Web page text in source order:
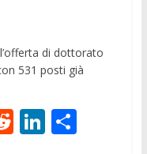
di dottorato
531 posti già
R Li C